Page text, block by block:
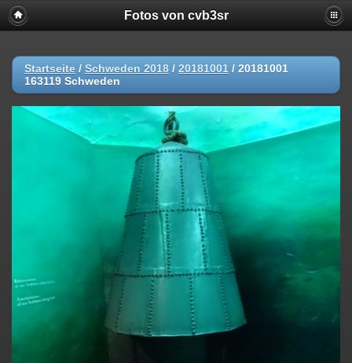
Fotos von cvb3sr
Startseite / Schweden 2018 / 20181001 / 20181001
163119 Schweden